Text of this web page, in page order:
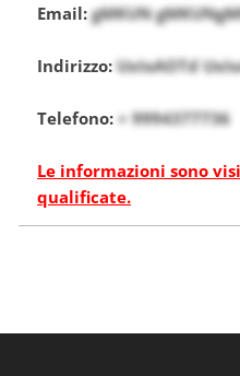
Email:gMKUN
Indirizzo: UxIoAOTd
Telefono: + 9994377736
Le informazioni sono
qualificate.